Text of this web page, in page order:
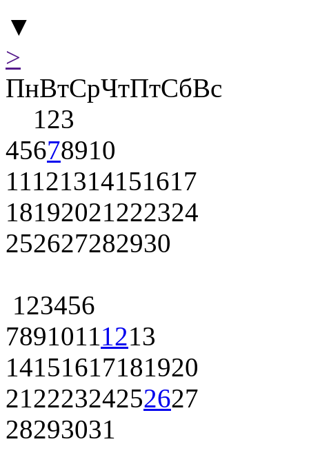
▼
>
ПнВтСрЧтПтСбВс
123
45678910
11121314151617
18192021222324
252627282930
123456
78910111213
14151617181920
21222324252627
28293031